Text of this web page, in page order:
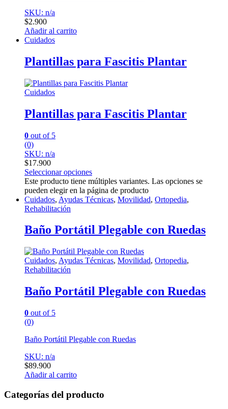
SKU: n/a
$2.900
Añadir al carrito
Cuidados
Plantillas para Fascitis Plantar
Cuidados
Plantillas para Fascitis Plantar
0 out of 5
(0)
SKU: n/a
$17.900
Seleccionar opciones
Este producto tiene múltiples variantes. Las opciones se
pueden elegir en la página de producto
Cuidados, Ayudas Técnicas, Movilidad, Ortopedia,
Rehabilitación
Baño Portátil Plegable con Ruedas
Cuidados, Ayudas Técnicas, Movilidad, Ortopedia,
Rehabilitación
Baño Portátil Plegable con Ruedas
0 out of 5
(0)
Baño Portátil Plegable con Ruedas
SKU: n/a
$89.900
Añadir al carrito
Categorías del producto